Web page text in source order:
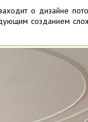
о дизайне
созданием